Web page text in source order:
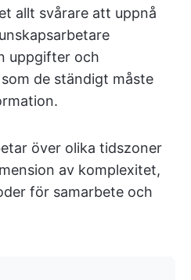
allt svårare att uppnå
uppgifter och
de ständigt måste
över olika tidszoner
av komplexitet,
för samarbete och